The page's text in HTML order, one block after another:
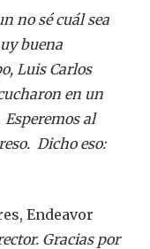
no sé cuál sea
buena
Luis Carlos
en un
Esperemos al
Dicho eso:
Endeavor
Gracias por